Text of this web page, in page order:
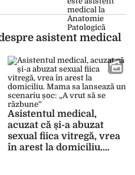
asistent medical
Asistentul medical,
acuzat că și-a abuzat
sexual fiica vitregă, vrea
în arest la domiciliu.